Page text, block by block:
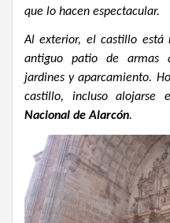
que lo hacen espectacular.
Al exterior, el castillo está
antiguo patio de armas
jardines y aparcamiento.
castillo, incluso
Nacional de Alarcón.